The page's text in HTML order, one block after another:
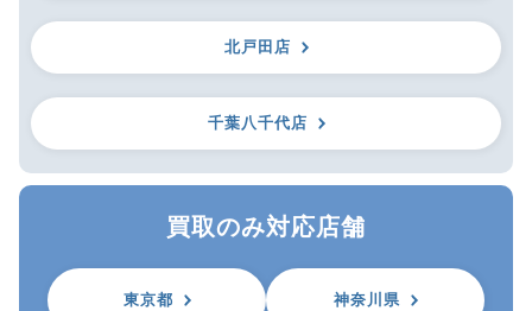
北戸田店
千葉八千代店
買取のみ対応店舗
東京都 神奈川県